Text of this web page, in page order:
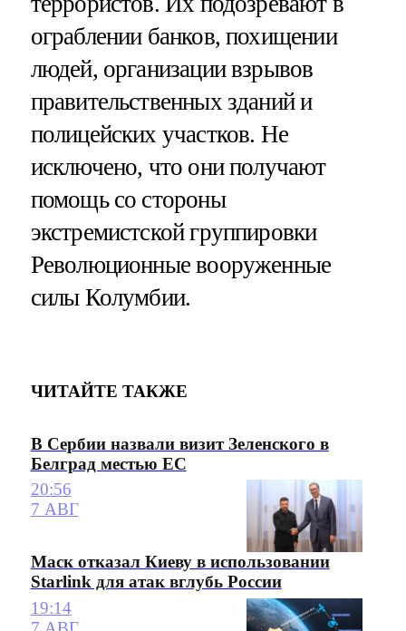
ограблении банков, похищении
людей, организации взрывов
правительственных зданий и
полицейских участков. Не
исключено, что они получают
помощь со стороны
экстремистской группировки
Революционные вооруженные
силы Колумбии.
ЧИТАЙТЕ ТАКЖЕ
В Сербии назвали визит Зеленского в
Белград местью ЕС
20:56
7 АВГ
Маск отказал Киеву в использовании
Starlink для атак вглубь России
19:14